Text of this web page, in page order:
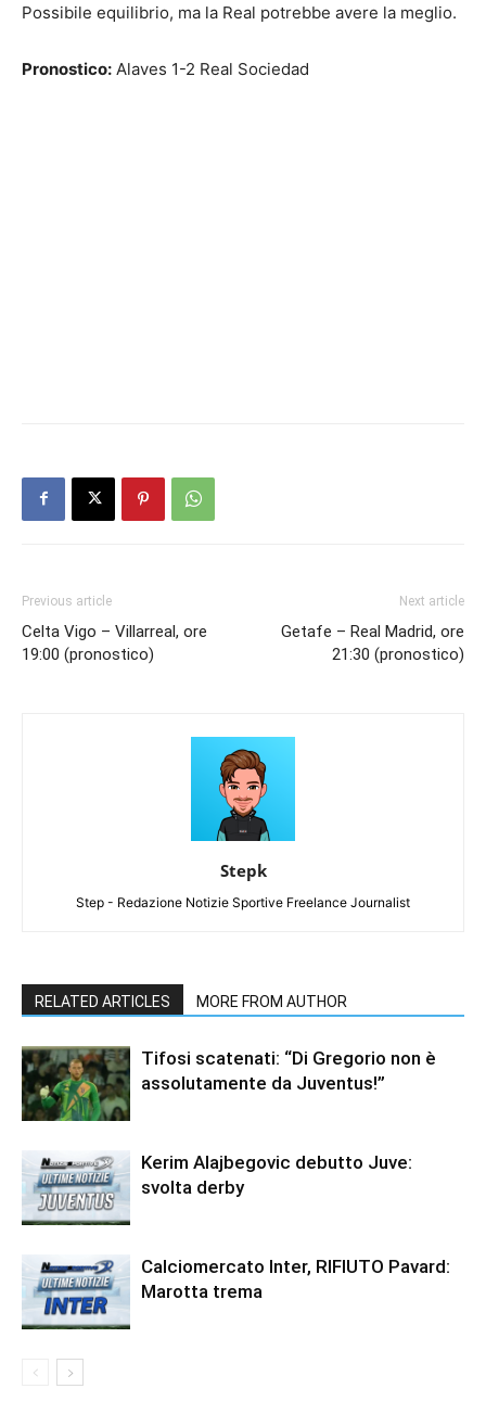
Possibile equilibrio, ma la Real potrebbe avere la meglio.
Pronostico: Alaves 1-2 Real Sociedad
Previous article
Celta Vigo – Villarreal, ore
19:00 (pronostico)
Next article
Getafe – Real Madrid, ore
21:30 (pronostico)
Stepk
Step - Redazione Notizie Sportive Freelance Journalist
RELATED ARTICLES MORE FROM AUTHOR
Tifosi scatenati: “Di Gregorio non è
assolutamente da Juventus!”
Kerim Alajbegovic debutto Juve:
svolta derby
Calciomercato Inter, RIFIUTO Pavard:
Marotta trema